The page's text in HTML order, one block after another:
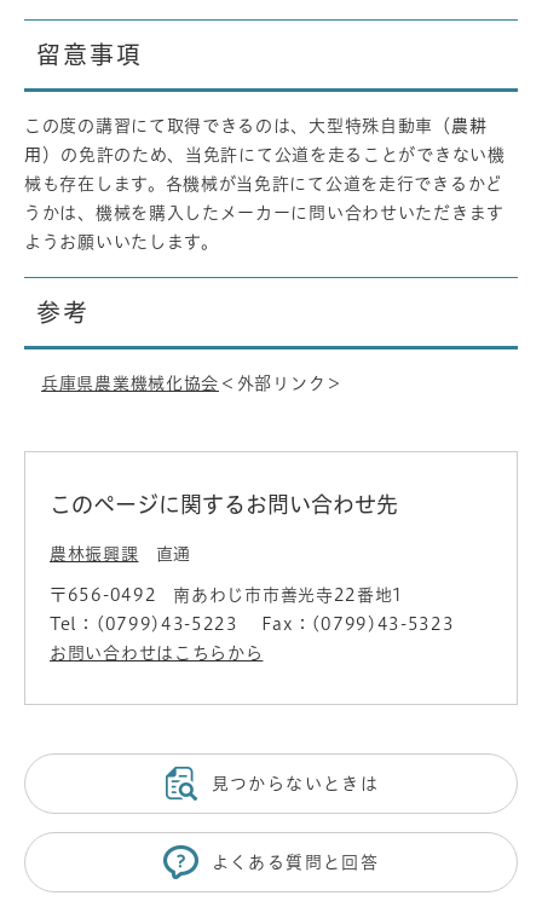
留意事項
この度の講習にて取得できるのは、大型特殊自動車（ 農耕
用 ）の免許のため、当免許にて公道を走ることができない機
械も存在します。各機械が当免許にて公道を走行できるかど
うかは、機械を購入したメーカーに問い合わせいただきます
ようお願いいたします。
参考
兵庫県農業機械化協会 ＜外部リンク＞
このページに関するお問い合わせ先
農林振興課 直通
〒656-0492
南あわじ市市善光寺22番地1
Tel：(0799)43-5223
Fax：(0799)43-5323
お問い合わせはこちらから
見つからないときは
よくある質問と回答